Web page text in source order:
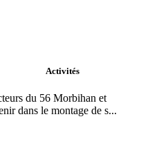
Activités
du 56 Morbihan et
dans le montage de s...